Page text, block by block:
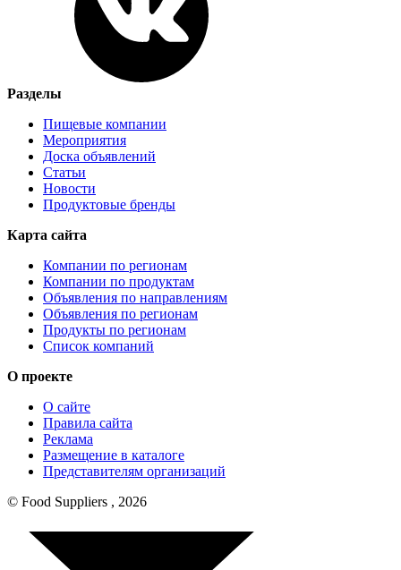
Разделы
Пищевые компании
Мероприятия
Доска объявлений
Статьи
Новости
Продуктовые бренды
Карта сайта
Компании по регионам
Компании по продуктам
Объявления по направлениям
Объявления по регионам
Продукты по регионам
Список компаний
О проекте
О сайте
Правила сайта
Реклама
Размещение в каталоге
Представителям организаций
© Food Suppliers , 2026